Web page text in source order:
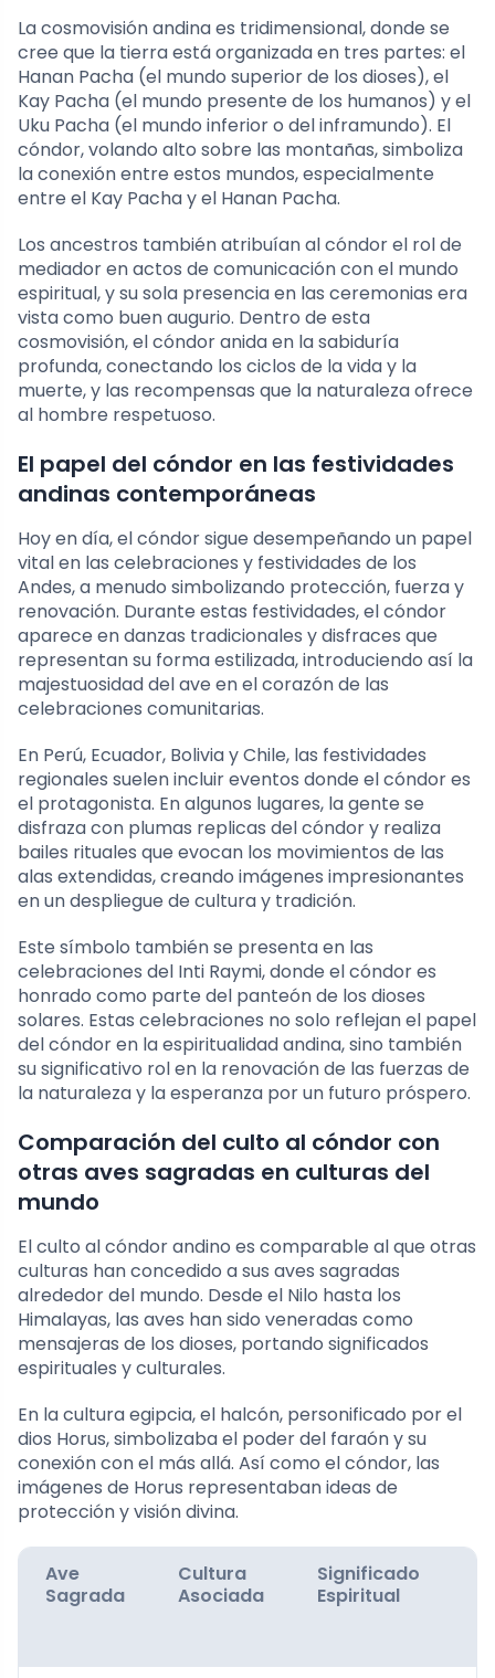
La cosmovisión andina es tridimensional, donde se
cree que la tierra está organizada en tres partes: el
Hanan Pacha (el mundo superior de los dioses), el
Kay Pacha (el mundo presente de los humanos) y el
Uku Pacha (el mundo inferior o del inframundo). El
cóndor, volando alto sobre las montañas, simboliza
la conexión entre estos mundos, especialmente
entre el Kay Pacha y el Hanan Pacha.
Los ancestros también atribuían al cóndor el rol de
mediador en actos de comunicación con el mundo
espiritual, y su sola presencia en las ceremonias era
vista como buen augurio. Dentro de esta
cosmovisión, el cóndor anida en la sabiduría
profunda, conectando los ciclos de la vida y la
muerte, y las recompensas que la naturaleza ofrece
al hombre respetuoso.
El papel del cóndor en las festividades
andinas contemporáneas
Hoy en día, el cóndor sigue desempeñando un papel
vital en las celebraciones y festividades de los
Andes, a menudo simbolizando protección, fuerza y
renovación. Durante estas festividades, el cóndor
aparece en danzas tradicionales y disfraces que
representan su forma estilizada, introduciendo así la
majestuosidad del ave en el corazón de las
celebraciones comunitarias.
En Perú, Ecuador, Bolivia y Chile, las festividades
regionales suelen incluir eventos donde el cóndor es
el protagonista. En algunos lugares, la gente se
disfraza con plumas replicas del cóndor y realiza
bailes rituales que evocan los movimientos de las
alas extendidas, creando imágenes impresionantes
en un despliegue de cultura y tradición.
Este símbolo también se presenta en las
celebraciones del Inti Raymi, donde el cóndor es
honrado como parte del panteón de los dioses
solares. Estas celebraciones no solo reflejan el papel
del cóndor en la espiritualidad andina, sino también
su significativo rol en la renovación de las fuerzas de
la naturaleza y la esperanza por un futuro próspero.
Comparación del culto al cóndor con
otras aves sagradas en culturas del
mundo
El culto al cóndor andino es comparable al que otras
culturas han concedido a sus aves sagradas
alrededor del mundo. Desde el Nilo hasta los
Himalayas, las aves han sido veneradas como
mensajeras de los dioses, portando significados
espirituales y culturales.
En la cultura egipcia, el halcón, personificado por el
dios Horus, simbolizaba el poder del faraón y su
conexión con el más allá. Así como el cóndor, las
imágenes de Horus representaban ideas de
protección y visión divina.
Ave
Sagrada
Cultura
Asociada
Significado
Espiritual